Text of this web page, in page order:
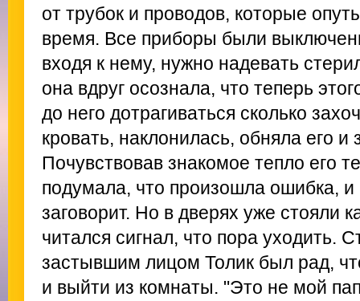
от трубок и проводов, которые
время. Все приборы были
входя к нему, нужно надевать
она вдруг осознала, что теперь
до него дотрагиваться сколько
кровать, наклонилась, обняла его и
Почувствовав знакомое тепло его
подумала, что произошла ошибка, и
заговорит. Но в дверях уже стояли
читался сигнал, что пора уходить.
застывшим лицом Толик был рад,
и выйти из комнаты. "Это не мой